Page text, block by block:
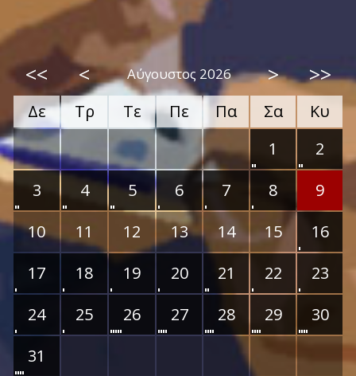
<< < Αύγουστος 2026 > >>
Δε Τρ Τε Πε Πα Σα
Κυ
1
2
3
4 5 6 7 8
9
10
11 12 13 14 15
16
17
18 19 20 21 22
23
24
25 26 27 28 29
30
31